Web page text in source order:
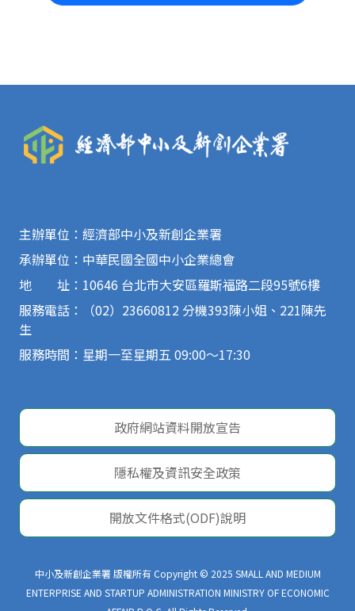
主辦單位：經濟部中小及新創企業署
承辦單位：中華民國全國中小企業總會
地 址：10646 台北市大安區羅斯福路二段95號6樓
服務電話：（02）23660812 分機393陳小姐、221陳先
生
服務時間：星期一至星期五 09:00～17:30
政府網站資料開放宣告
隱私權及資訊安全政策
開放文件格式(ODF)說明
中小及新創企業署 版權所有 Copyright © 2025 SMALL AND MEDIUM
ENTERPRISE AND STARTUP ADMINISTRATION MINISTRY OF ECONOMIC